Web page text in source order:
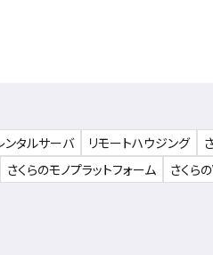
ンタルサーバ リモートハウジング
さくらのモノプラットフォーム さくら